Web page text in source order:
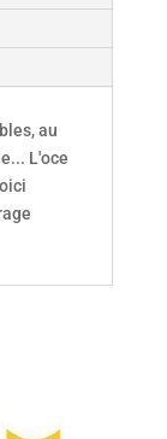
au
L'oce